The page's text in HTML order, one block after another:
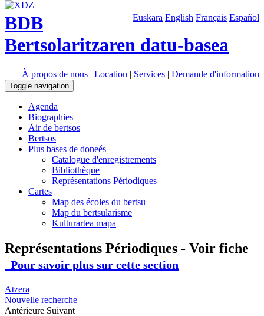
Euskara English Français Español
BDB
Bertsolaritzaren datu-basea
À propos de nous | Location | Services | Demande d'information
Toggle navigation
Agenda
Biographies
Air de bertsos
Bertsos
Plus bases de doneés
Catalogue d'enregistrements
Bibliothèque
Représentations Périodiques
Cartes
Map des écoles du bertsu
Map du bertsularisme
Kulturartea mapa
Représentations Périodiques - Voir fiche
Pour savoir plus sur cette section
Atzera
Nouvelle recherche
Antérieure Suivant